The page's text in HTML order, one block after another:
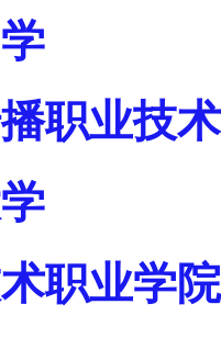
职业技
职业学院